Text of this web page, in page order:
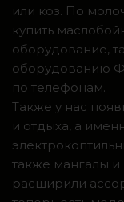
или коз. По
купить
оборудование,
оборудованию
по телефонам.
Также у нас
и отдыха, а
также мангалы
расширили